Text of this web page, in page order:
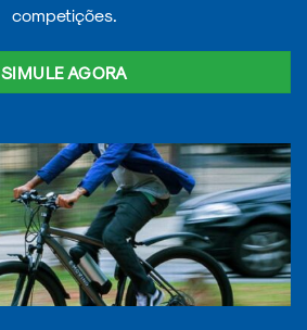
competições.
SIMULE AGORA